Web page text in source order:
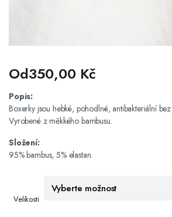
Od350,00 Kč
Popis:
Boxerky jsou hebké, pohodlné, antibakteriální
Vyrobené z měkkého bambusu.
Složení:
95% bambus, 5% elastan.
Velikosti